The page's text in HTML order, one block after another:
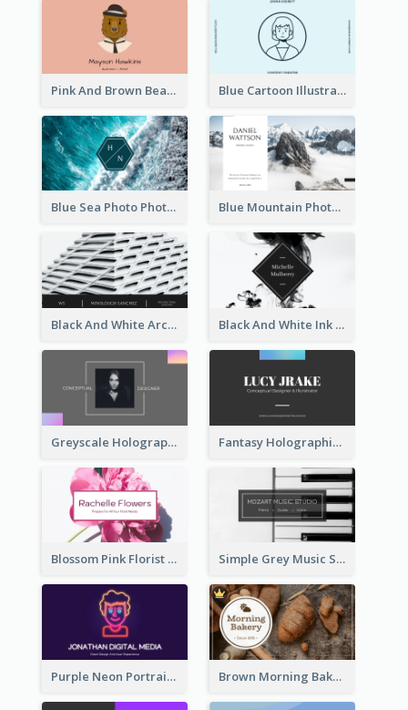
Pink And Brown Bear Illustration Business Card Blue Cartoon Illustration Portrait Business Card
Blue Sea Photo Photographer Business Card Blue Mountain Photo Hiking Business Card
Black And White Architecture Photo Business Card Black And White Ink Photo Business Card
Greyscale Holographic Minimal Business Card Design Template Fantasy Holographic Business Card Ideas For Cool Designer
Blossom Pink Florist Company Business Card Simple Grey Music Studio Business Card
Purple Neon Portrait Digital Media Business Card Brown Morning Bakery Business Card